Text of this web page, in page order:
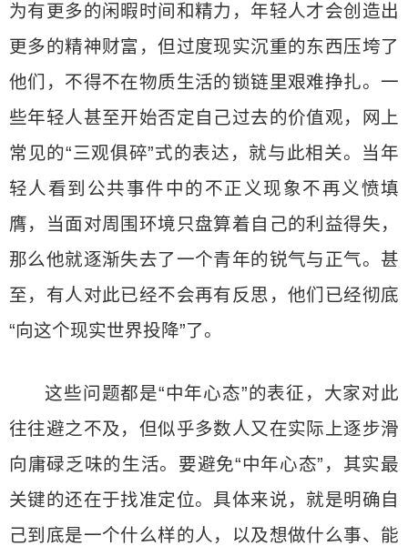
为有更多的闲暇时间和精力，年轻人才会创造出
更多的精神财富，但过度现实沉重的东西压垮了
他们，不得不在物质生活的锁链里艰难挣扎。一
些年轻人甚至开始否定自己过去的价值观，网上
常见的“三观俱碎”式的表达，就与此相关。当年
轻人看到公共事件中的不正义现象不再义愤填
膺，当面对周围环境只盘算着自己的利益得失，
那么他就逐渐失去了一个青年的锐气与正气。甚
至，有人对此已经不会再有反思，他们已经彻底
“向这个现实世界投降”了。
这些问题都是“中年心态”的表征，大家对此
往往避之不及，但似乎多数人又在实际上逐步滑
向庸碌乏味的生活。要避免“中年心态”，其实最
关键的还在于找准定位。具体来说，就是明确自
己到底是一个什么样的人，以及想做什么事、能